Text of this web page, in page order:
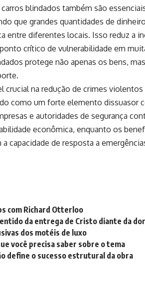
blindados também são
que grandes quantidades de
entre diferentes locais. Isso reduz a
crítico de vulnerabilidade em
protege não apenas os bens,
crucial na redução de crimes violentos
como um forte elemento dissuasor
e autoridades de segurança
econômica, enquanto os
capacidade de resposta a
com Richard Otterloo
da entrega de Cristo diante da
dos motéis de luxo
você precisa saber sobre o tema
define o sucesso estrutural da obra